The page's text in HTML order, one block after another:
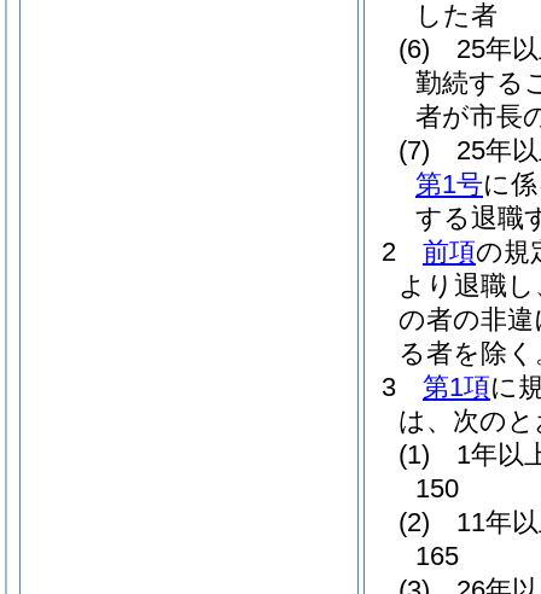
した者
(6)
25年
勤続する
者が市長
(7)
25年
第1号に
する退職
2
前項の規
より退職
の者の非
る者を除く
3
第1項に
は、次の
(1)
1年以
150
(2)
11年
165